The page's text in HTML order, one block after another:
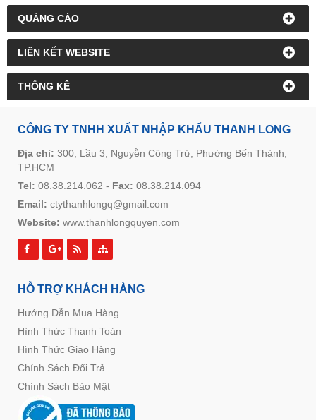
QUẢNG CÁO
LIÊN KẾT WEBSITE
THỐNG KÊ
CÔNG TY TNHH XUẤT NHẬP KHẨU THANH LONG
Địa chỉ: 300, Lầu 3, Nguyễn Công Trứ, Phường Bến Thành,
TP.HCM
Tel: 08.38.214.062 - Fax: 08.38.214.094
Email: ctythanhlongq@gmail.com
Website: www.thanhlongquyen.com
HỖ TRỢ KHÁCH HÀNG
Hướng Dẫn Mua Hàng
Hình Thức Thanh Toán
Hình Thức Giao Hàng
Chính Sách Đổi Trả
Chính Sách Bảo Mật